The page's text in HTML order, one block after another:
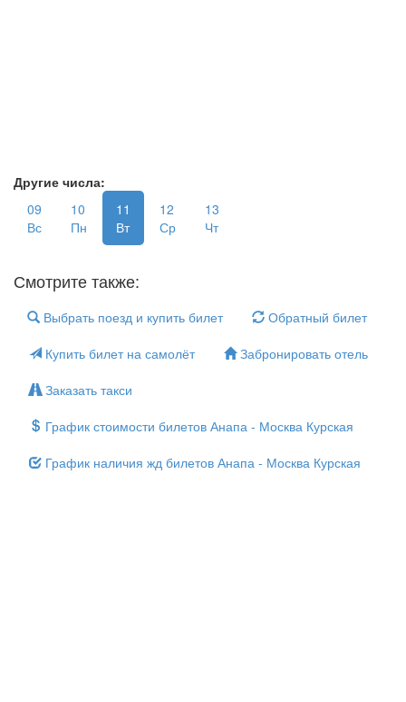
Другие числа:
09
Вс
10
Пн
11
Вт
12
Ср
13
Чт
Смотрите также:
Выбрать поезд и купить билет
Обратный билет
Купить билет на самолёт
Забронировать отель
Заказать такси
График стоимости билетов Анапа - Москва Курская
График наличия жд билетов Анапа - Москва Курская